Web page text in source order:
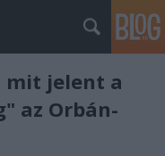
jelent a
az Orbán-